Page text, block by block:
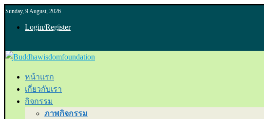
Sunday, 9 August, 2026
Login/Register
หน้าแรก
เกี่ยวกับเรา
กิจกรรม
ภาพกิจกรรม